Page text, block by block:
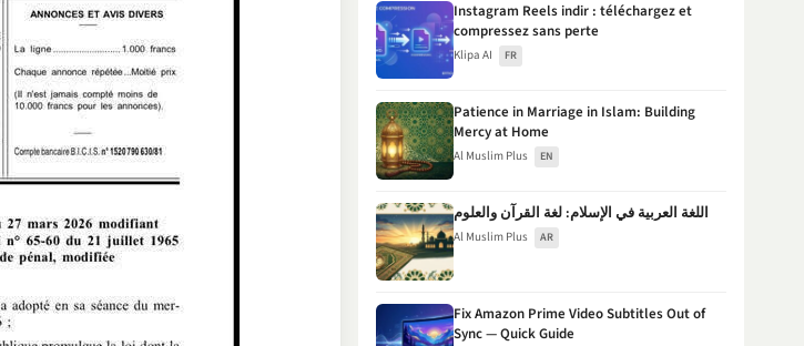
Instagram Reels indir : téléchargez et
compressez sans perte
Klipa AI FR
Patience in Marriage in Islam: Building
Mercy at Home
Al Muslim Plus EN
اللغة العربية في الإسلام: لغة القرآن والعلوم
Al Muslim Plus AR
Fix Amazon Prime Video Subtitles Out of
Sync — Quick Guide